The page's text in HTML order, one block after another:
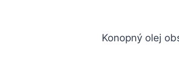
Konopný olej